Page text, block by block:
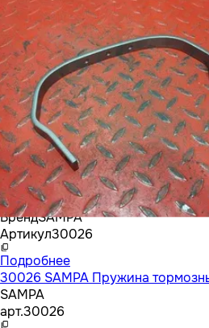
БрендSAMPA
Артикул30026
Подробнее
30026 SAMPA Пружина
SAMPA
арт.30026